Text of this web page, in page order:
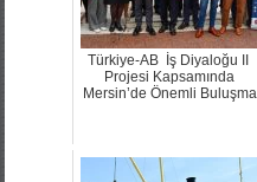
Türkiye-AB İş Diyaloğu II
Projesi Kapsamında
Mersin’de Önemli Buluşma